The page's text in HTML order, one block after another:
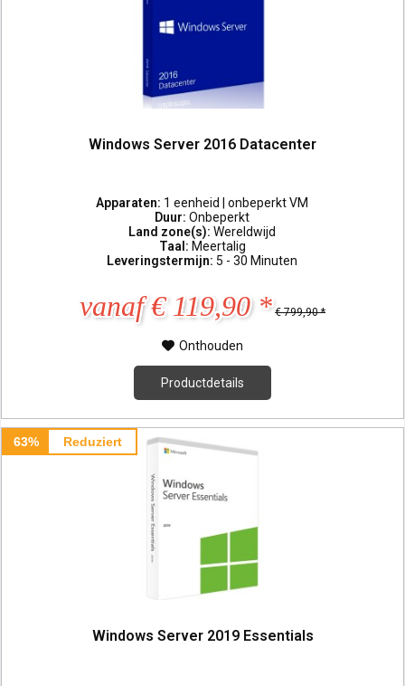
Windows Server 2016 Datacenter
Apparaten: 1 eenheid | onbeperkt VM
Duur:Onbeperkt
Land zone(s):Wereldwijd
Taal: Meertalig
Leveringstermijn: 5 - 30 Minuten
vanaf € 119,90 * € 799,90 *
Onthouden
Productdetails
63% Reduziert
Windows Server 2019 Essentials